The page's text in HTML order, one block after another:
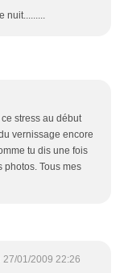
nuit.........
stress au début
vernissage encore
tu dis une fois
photos. Tous mes
27/01/2009 22:26